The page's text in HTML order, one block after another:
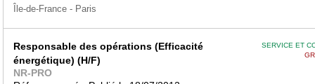
Île-de-France - Paris
SERVICE ET
Responsable des opérations (Efficacité
énergétique) (H/F)
NR-PRO